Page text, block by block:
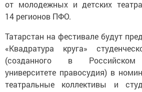
14 регионов ПФО.
«Квадратура круга»
(созданного в Российском
университете правосудия) в
театральные коллективы и
«Деревенский пес Акбай» («Авыл